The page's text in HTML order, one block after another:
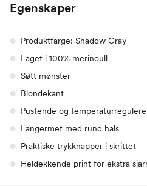
Egenskaper
Produktfarge: Shadow Gray
Laget i 100% merinoull
Søtt mønster
Blondekant
Pustende og
Langermet med rund hals
Praktiske trykknapper i skrittet
Heldekkende print for ekstra